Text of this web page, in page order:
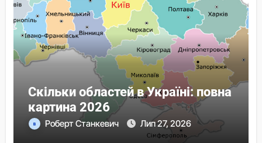
Скільки областей в Україні: повна
картина 2026
Роберт Станкевич Лип 27, 2026